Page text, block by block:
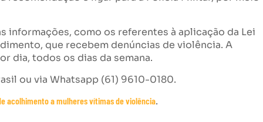
informações, como os referentes à aplicação da Lei
que recebem denúncias de violência. A
dia, todos os dias da semana.
ou via Whatsapp (61) 9610-0180.
acolhimento a mulheres vítimas de violência.